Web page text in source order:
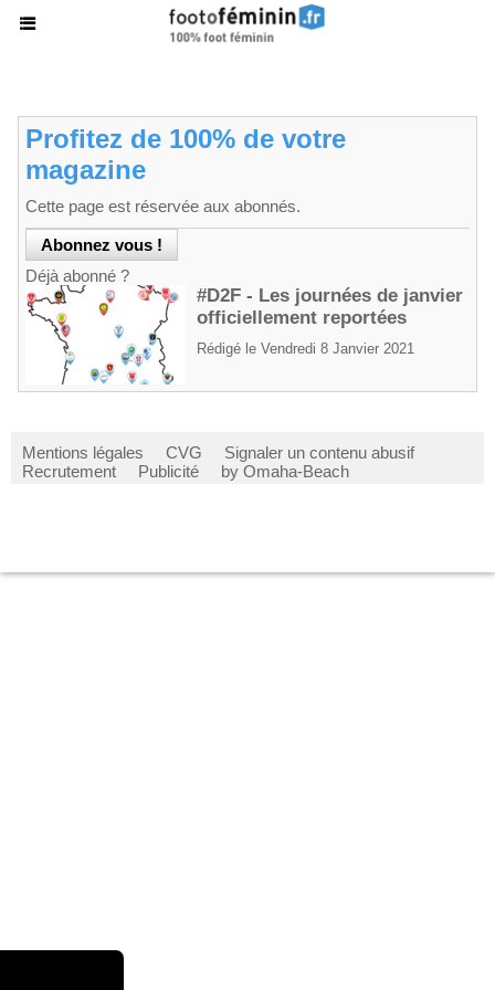
Profitez de 100% de votre
magazine
Cette page est réservée aux abonnés.
Déjà abonné ?
#D2F - Les journées de janvier
officiellement reportées
Rédigé le Vendredi 8 Janvier 2021
Mentions légales CVG
Signaler un contenu abusif
Recrutement
Publicité by Omaha-Beach